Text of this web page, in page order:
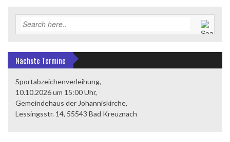
Nächste Termine
Sportabzeichenverleihung,
10.10.2026 um 15:00 Uhr,
Gemeindehaus der Johanniskirche,
Lessingsstr. 14, 55543 Bad Kreuznach